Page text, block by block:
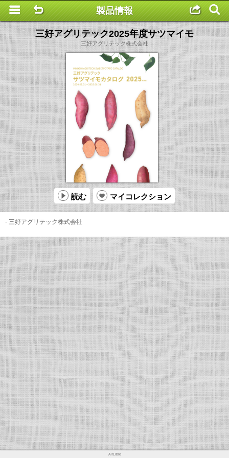
This is a completely basic popup, no options set.
製品情報
三好アグリテック2025年度サツマイモ
三好アグリテック株式会社
読む マイコレクション
- 三好アグリテック株式会社
AirLibro